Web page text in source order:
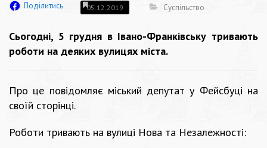
Поділитись 05.12.2019 Суспільство
Сьогодні, 5 грудня в Івано-Франківську тривають
роботи на деяких вулицях міста.
Про це повідомляє міський депутат у Фейсбуці на
своїй сторінці.
Роботи тривають на вулиці Нова та Незалежності: